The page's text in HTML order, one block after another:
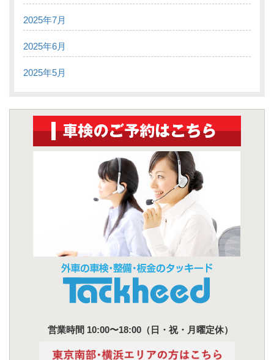
2025年7月
2025年6月
2025年5月
営業時間 10:00〜18:00（日・祝・月曜定休）